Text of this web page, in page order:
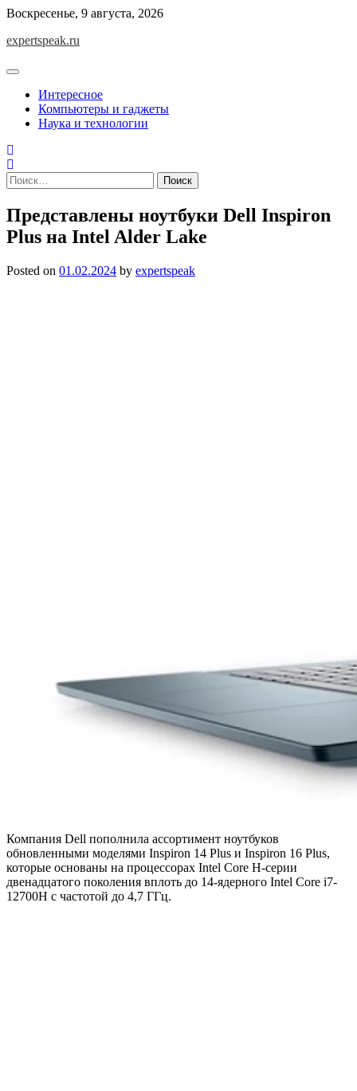
Skip
content
Воскресенье, 9 августа, 2026
expertspeak.ru
Интересное
Компьютеры и гаджеты
Наука и технологии
Найти:
Представлены ноутбуки Dell Inspiron
Plus на Intel Alder Lake
Posted on 01.02.2024 by expertspeak
Компания Dell пополнила ассортимент ноутбуков
обновленными моделями Inspiron 14 Plus и Inspiron 16 Plus,
которые основаны на процессорах Intel Core H-серии
двенадцатого поколения вплоть до 14-ядерного Intel Core i7-
12700H с частотой до 4,7 ГГц.